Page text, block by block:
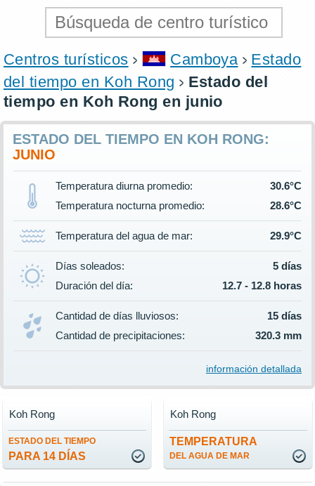
Centros turísticos Camboya
Estado
del tiempo en Koh Rong
Estado del
tiempo en Koh Rong en junio
ESTADO DEL TIEMPO EN KOH RONG:
JUNIO
Temperatura diurna promedio:
30.6°C
Temperatura nocturna promedio:
28.6°C
Temperatura del agua de mar: 29.9°C
Días soleados:
5 días
Duración del día:
12.7 - 12.8 horas
Cantidad de días lluviosos:
15 días
Cantidad de precipitaciones:
320.3 mm
información detallada
ESTADO DEL TIEMPO
PARA 14 DÍAS
Koh Rong
TEMPERATURA
DEL AGUA DE MAR
Koh Rong